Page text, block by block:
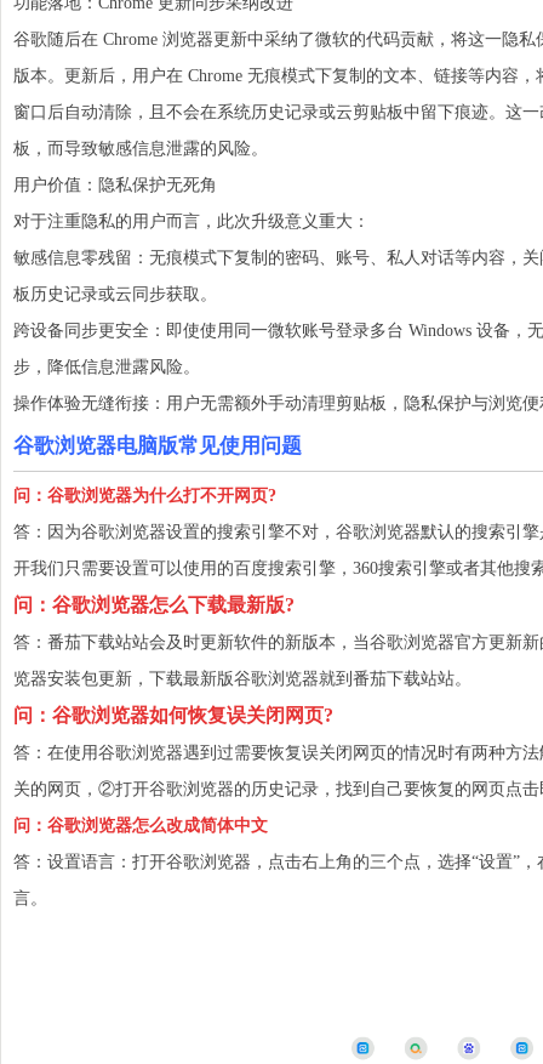
谷歌随后在 Chrome 浏览器更新中采纳了微软的代码贡献，将这一隐
版本。更新后，用户在 Chrome 无痕模式下复制的文本、链接等内容
窗口后自动清除，且不会在系统历史记录或云剪贴板中留下痕迹。这
板，而导致敏感信息泄露的风险。
用户价值：隐私保护无死角
对于注重隐私的用户而言，此次升级意义重大：
敏感信息零残留：无痕模式下复制的密码、账号、私人对话等内容，
板历史记录或云同步获取。
跨设备同步更安全：即使使用同一微软账号登录多台 Windows 设备，
步，降低信息泄露风险。
操作体验无缝衔接：用户无需额外手动清理剪贴板，隐私保护与浏览
谷歌浏览器电脑版常见使用问题
问：谷歌浏览器为什么打不开网页?
答：因为谷歌浏览器设置的搜索引擎不对，谷歌浏览器默认的搜索引
开我们只需要设置可以使用的百度搜索引擎，360搜索引擎或者其他搜
问：谷歌浏览器怎么下载最新版?
答：番茄下载站站会及时更新软件的新版本，当谷歌浏览器官方更新新
览器安装包更新，下载最新版谷歌浏览器就到番茄下载站站。
问：谷歌浏览器如何恢复误关闭网页?
答：在使用谷歌浏览器遇到过需要恢复误关闭 网页的情况时有两种方
关的网页，②打开谷歌浏览器的历史记录，找到自己要恢复的网页点
问：谷歌浏览器怎么改成简体中文
答：设置语言：打开谷歌浏览器，点击右上角的三个点，选择“设置”，
言。